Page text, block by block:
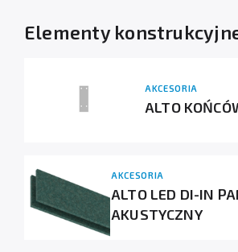
Elementy
AKCESORIA
ALTO
AKCESORIA
ALTO LED DI-IN
AKUSTYCZNY